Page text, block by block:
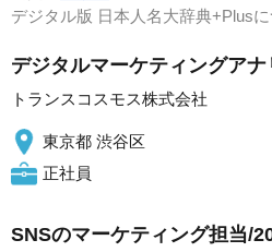
デジタル版 日本人名大辞典+Plus
デジタルマーケティングアナ
トランスコスモス株式会社
東京都 渋谷区
正社員
SNSのマーケティング担当/